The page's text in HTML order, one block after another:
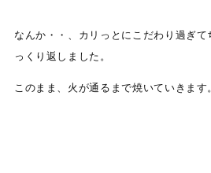
なんか・・、カリっとにこだわり過ぎ
っくり返しました。
このまま、火が通るまで焼いていきます